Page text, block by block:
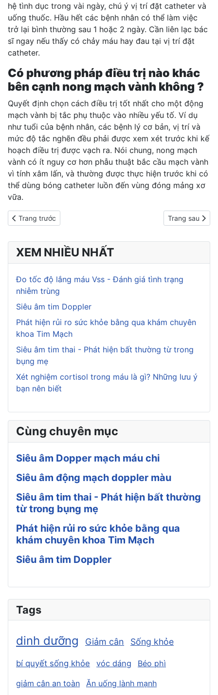
hệ tình dục trong vài ngày, chú ý vị trí đặt catheter và
uống thuốc. Hầu hết các bệnh nhân có thể làm việc
trở lại bình thường sau 1 hoặc 2 ngày. Cần liên lạc bác
sĩ ngay nếu thấy có chảy máu hay đau tại vị trí đặt
catheter.
Có phương pháp điều trị nào khác
bên cạnh nong mạch vành không ?
Quyết định chọn cách điều trị tốt nhất cho một động
mạch vành bị tắc phụ thuộc vào nhiều yếu tố. Ví dụ
như tuổi của bệnh nhân, các bệnh lý cơ bản, vị trí và
mức độ tắc nghẽn đều phải được xem xét trước khi kế
hoạch điều trị được vạch ra. Nói chung, nong mạch
vành có ít nguy cơ hơn phẫu thuật bắc cầu mạch vành
vì tính xâm lấn, và thường được thực hiện trước khi có
thể dùng bóng catheter luồn đến vùng đóng mảng xơ
vữa.
Previous article: Siêu âm tim Doppler
Trang trước Next article:
Trang sau
XEM NHIỀU NHẤT
Đo tốc độ lắng máu Vss - Đánh giá tình trạng
nhiễm trùng
Siêu âm tim Doppler
Phát hiện rủi ro sức khỏe bằng qua khám chuyên
khoa Tim Mạch
Siêu âm tim thai - Phát hiện bất thường từ trong
bụng mẹ
Xét nghiệm cortisol trong máu là gì? Những lưu ý
bạn nên biết
Cùng chuyên mục
Siêu âm Dopper mạch máu chi
Siêu âm động mạch doppler màu
Siêu âm tim thai - Phát hiện bất thường
từ trong bụng mẹ
Phát hiện rủi ro sức khỏe bằng qua
khám chuyên khoa Tim Mạch
Siêu âm tim Doppler
Tags
dinh dưỡng Giảm cân Sống khỏe
bí quyết sống khỏe vóc dáng Béo phì
giảm cân an toàn Ăn uống lành mạnh